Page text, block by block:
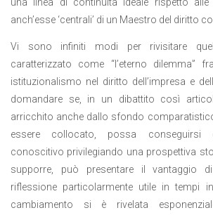
una linea di continuità ideale rispetto alle
anch’esse ‘centrali’ di un Maestro del diritto
Vi sono infiniti modi per rivisitare
caratterizzato come “l’eterno dilemma”
istituzionalismo nel diritto dell’impresa e
domandare se, in un dibattito così
arricchito anche dallo sfondo
essere collocato, possa conseguirsi
conoscitivo privilegiando una prospettiva
supporre, può presentare il vantaggio
riflessione particolarmente utile in tempi
cambiamento si è rivelata